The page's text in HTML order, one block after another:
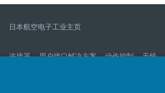
日本航空电子工业主页
连接器 用户接口解决方案 动作控制 天线